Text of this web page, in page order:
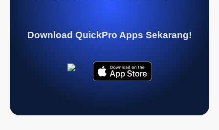
Download QuickPro Apps Sekarang!